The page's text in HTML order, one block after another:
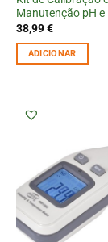
Manutenção pH e
38,99€
ADICIONAR